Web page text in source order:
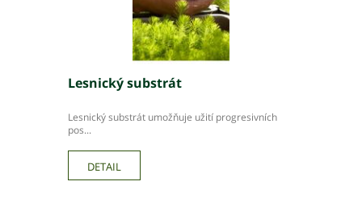
Lesnický substrát
Lesnický substrát umožňuje užití progresivních
pos...
DETAIL